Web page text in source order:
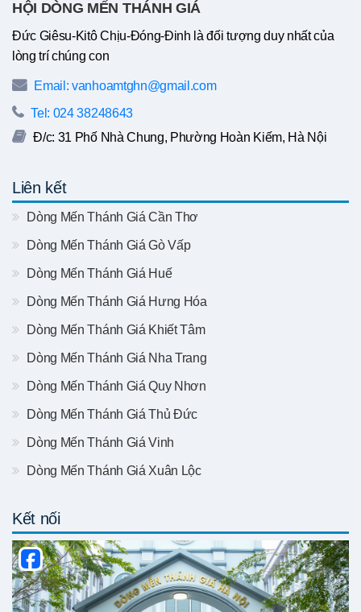
HỘI DÒNG MẾN THÁNH GIÁ
Đức Giêsu-Kitô Chịu-Đóng-Đinh là đối tượng duy nhất của
lòng trí chúng con
Email: vanhoamtghn@gmail.com
Tel: 024 38248643
Đ/c: 31 Phố Nhà Chung, Phường Hoàn Kiếm, Hà Nội
Liên kết
Dòng Mến Thánh Giá Cần Thơ
Dòng Mến Thánh Giá Gò Vấp
Dòng Mến Thánh Giá Huế
Dòng Mến Thánh Giá Hưng Hóa
Dòng Mến Thánh Giá Khiết Tâm
Dòng Mến Thánh Giá Nha Trang
Dòng Mến Thánh Giá Quy Nhơn
Dòng Mến Thánh Giá Thủ Đức
Dòng Mến Thánh Giá Vinh
Dòng Mến Thánh Giá Xuân Lộc
Kết nối